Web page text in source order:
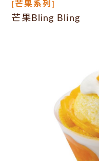
[芒果系列]
芒果Bling Bling